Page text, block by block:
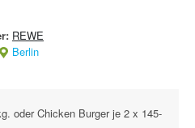
REWE
Berlin
oder Chicken Burger je 2 x 145-